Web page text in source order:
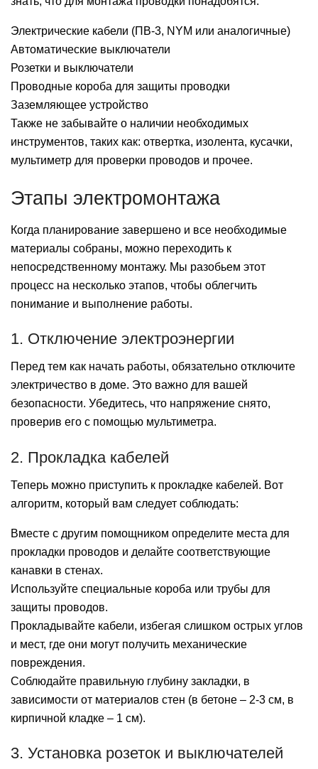
Электрические кабели (ПВ-3, NYM или аналогичные)
Автоматические выключатели
Розетки и выключатели
Проводные короба для защиты проводки
Заземляющее устройство
Также не забывайте о наличии необходимых
инструментов, таких как: отвертка, изолента, кусачки,
мультиметр для проверки проводов и прочее.
Этапы электромонтажа
Когда планирование завершено и все необходимые
материалы собраны, можно переходить к
непосредственному монтажу. Мы разобьем этот
процесс на несколько этапов, чтобы облегчить
понимание и выполнение работы.
1. Отключение электроэнергии
Перед тем как начать работы, обязательно отключите
электричество в доме. Это важно для вашей
безопасности. Убедитесь, что напряжение снято,
проверив его с помощью мультиметра.
2. Прокладка кабелей
Теперь можно приступить к прокладке кабелей. Вот
алгоритм, который вам следует соблюдать:
Вместе с другим помощником определите места для
прокладки проводов и делайте соответствующие
канавки в стенах.
Используйте специальные короба или трубы для
защиты проводов.
Прокладывайте кабели, избегая слишком острых углов
и мест, где они могут получить механические
повреждения.
Соблюдайте правильную глубину закладки, в
зависимости от материалов стен (в бетоне – 2-3 см, в
кирпичной кладке – 1 см).
3. Установка розеток и выключателей